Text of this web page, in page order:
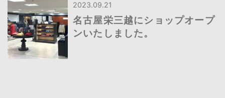
名古屋栄三越にショップオープ
ンいたしました。
2023.09.21